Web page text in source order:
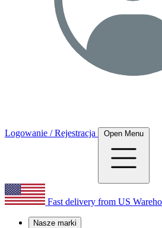
Logowanie / Rejestracja Open Menu
Fast delivery from US
Nasze marki